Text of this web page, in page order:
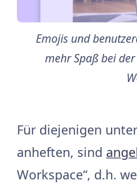
Emojis und
mehr Spaß bei
Für diejenigen
anheften, sind
Workspace“, d.h.